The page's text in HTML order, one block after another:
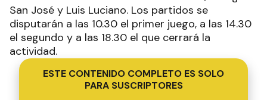
San José y Luis Luciano. Los partidos se
disputarán a las 10.30 el primer juego, a las 14.30
el segundo y a las 18.30 el que cerrará la
actividad.
ESTE CONTENIDO COMPLETO ES SOLO
PARA SUSCRIPTORES